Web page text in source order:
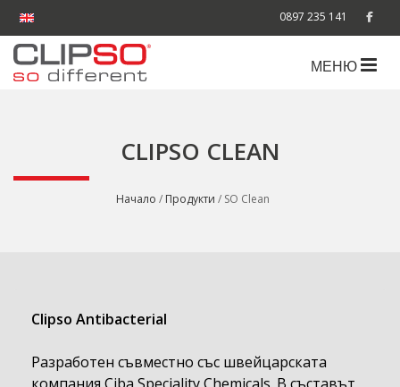
0897 235 141
МЕНЮ
CLIPSO CLEAN
Начало / Продукти / SO Clean
Clipso Antibacterial
Разработен съвместно със швейцарската
компания Ciba Speciality Chemicals. В съставът